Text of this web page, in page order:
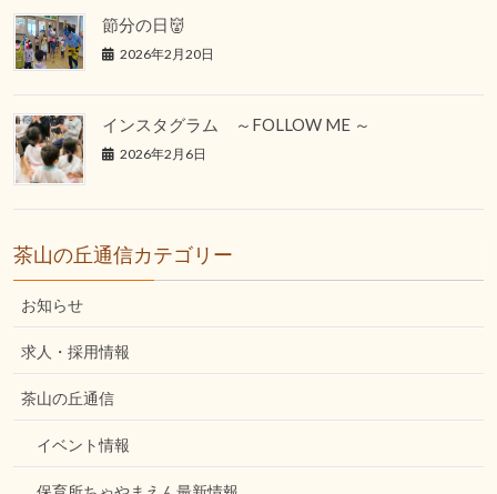
節分の日👹
2026年2月20日
インスタグラム ～FOLLOW ME ～
2026年2月6日
茶山の丘通信カテゴリー
お知らせ
求人・採用情報
茶山の丘通信
イベント情報